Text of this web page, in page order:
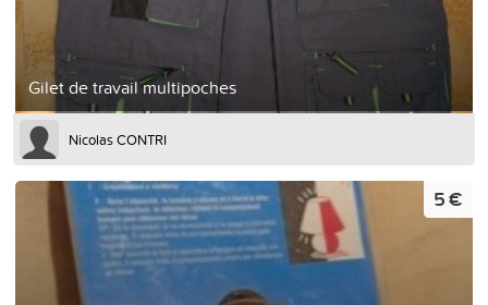
Gilet de travail multipoches
Nicolas CONTRI
5 €